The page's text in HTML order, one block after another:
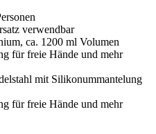
verwendbar
ca. 1200 ml Volumen
für freie Hände und mehr
mit Silikonummantelung
für freie Hände und mehr